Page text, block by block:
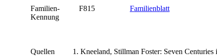
Familien-
Kennung
F815 Familienblatt
Quellen Kneeland, Stillman Foster: Seven